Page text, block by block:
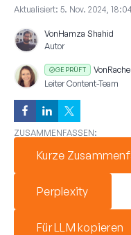
Aktualisiert: 5. Nov. 2024,
VonHamza Shahid
Autor
GEPRÜFT Von
Leiter Content-Team
ZUSAMMENFASSEN:
Kurze
Perplexity
Für LLM kopieren